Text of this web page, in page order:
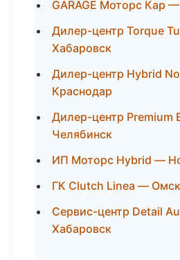
GARAGE Моторс Кар
Дилер-центр Torque
Хабаровск
Дилер-центр Hybrid
Краснодар
Дилер-центр Premium
Челябинск
ИП Моторс Hybrid —
ГК Clutch Linea — Омск
Сервис-центр Detail
Хабаровск